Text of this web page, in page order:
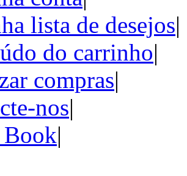
lista de desejos|
do carrinho|
compras|
nos|
Book|